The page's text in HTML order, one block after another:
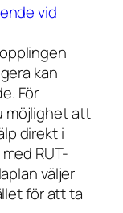
vid
kan
För
möjlighet att
direkt i
RUT-
väljer
för att ta